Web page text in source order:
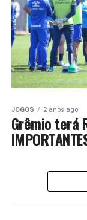
JOGOS 2 anos ago
Grêmio terá